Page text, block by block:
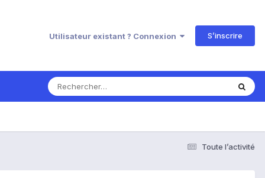
Utilisateur existant ? Connexion S’inscrire
Toute l’activité